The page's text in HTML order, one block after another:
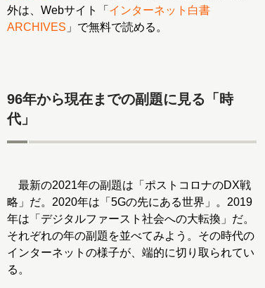
外は、Webサイト「 インターネット白書
ARCHIVES 」で無料で読める。
96年から現在までの副題に見る「時
代」
最新の2021年の副題は「ポストコロナのDX戦
略」だ。2020年は「5Gの先にある世界」。2019
年は「デジタルファースト社会への大転換」だ。
それぞれの年の副題を並べてみよう。その時代の
インターネットの様子が、端的に切り取られてい
る。